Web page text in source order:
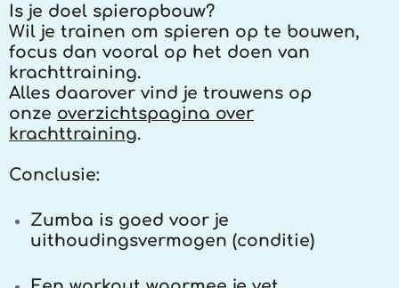
Is je doel spieropbouw?
Wil je trainen om spieren op te bouwen,
focus dan vooral op het doen van
krachttraining.
Alles daarover vind je trouwens op
onze overzichtspagina over
krachttraining.
Conclusie:
Zumba is goed voor je
uithoudingsvermogen (conditie)